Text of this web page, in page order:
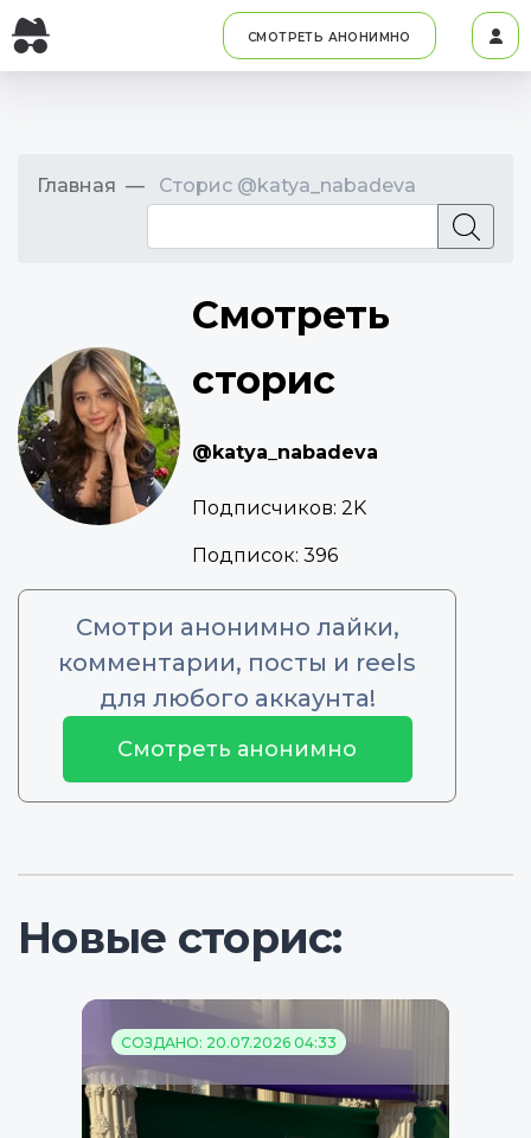
СМОТРЕТЬ АНОНИМНО
Главная Сторис @katya_nabadeva
Смотреть
сторис
@katya_nabadeva
Подписчиков: 2K
Подписок: 396
Смотри анонимно лайки,
комментарии, посты и reels
для любого аккаунта!
Смотреть анонимно
Новые сторис:
СОЗДАНО: 20.07.2026 04:33